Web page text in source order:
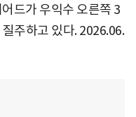
드가 우익수 오른쪽 3
주하고 있다. 2026.06.